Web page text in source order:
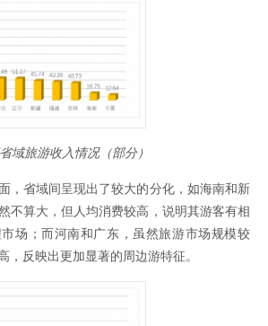
域旅游收入情况（部分）
，省域间呈现出了较大的分化，如海南和新
不算大，但人均消费较高，说明其游客有相
场；而河南和广东，虽然旅游市场规模较
，反映出更加显著的周边游特征。